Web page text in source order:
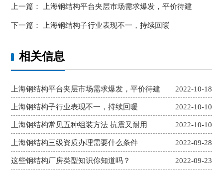
上一篇： 上海钢结构平台夹层市场需求爆发，平价待建
下一篇： 上海钢结构子行业表现不一，持续回暖
相关信息
2022-10-18
上海钢结构平台夹层市场需求爆发，平价待建
2022-10-10
上海钢结构子行业表现不一，持续回暖
2022-10-10
上海钢结构常见五种组装方法 抗震又耐用
2022-09-28
上海钢结构三级资质办理需要什么条件
2022-09-23
这些钢结构厂房类型知识你知道吗？